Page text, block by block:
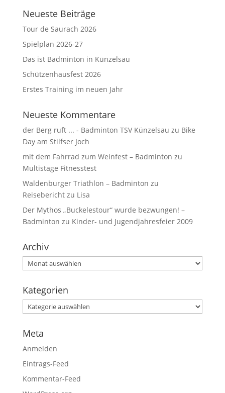
Neueste Beiträge
Tour de Saurach 2026
Spielplan 2026-27
Das ist Badminton in Künzelsau
Schützenhausfest 2026
Erstes Training im neuen Jahr
Neueste Kommentare
der Berg ruft ... - Badminton TSV Künzelsau zu Bike
Day am Stilfser Joch
mit dem Fahrrad zum Weinfest – Badminton zu
Multistage Fitnesstest
Waldenburger Triathlon – Badminton zu
Reisebericht zu Lisa
Der Mythos „Buckelestour“ wurde bezwungen! –
Badminton zu Kinder- und Jugendjahresfeier 2009
Archiv
Kategorien
Meta
Anmelden
Eintrags-Feed
Kommentar-Feed